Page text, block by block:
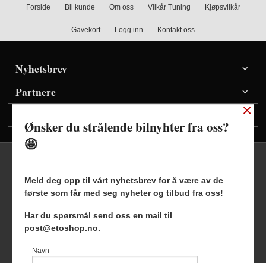
Forside Bli kunde Om oss Vilkår Tuning Kjøpsvilkår
Gavekort Logg inn Kontakt oss
Nyhetsbrev
Partnere
Frakt Kjøpsbetingelser Sikkerhet og personvern
Nyhetsbrev Blogg
Foretaksregisteret 927127954
×
Ønsker du strålende bilnyhter fra oss?
🤩
Meld deg opp til vårt nyhetsbrev for å være av de
første som får med seg nyheter og tilbud fra oss!
Har du spørsmål send oss en mail til
post@etoshop.no.
Navn